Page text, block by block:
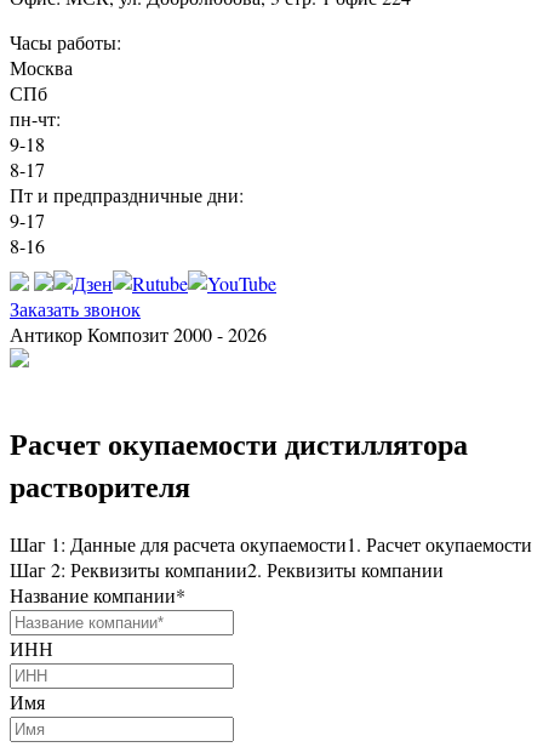
Часы работы:
Москва
СПб
пн-чт:
9-18
8-17
Пт и предпраздничные дни:
9-17
8-16
Заказать звонок
Антикор Композит 2000 - 2026
Расчет окупаемости дистиллятора
растворителя
Шаг 1: Данные для расчета окупаемости1. Расчет окупаемости
Шаг 2: Реквизиты компании2. Реквизиты компании
Название компании*
ИНН
Имя